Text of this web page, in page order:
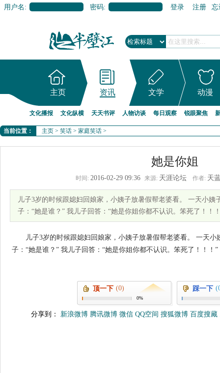
用户名: 密码: 登录 注册 忘
主页 资讯 文学 动漫
文化播报 文化纵横 天天书评 人物访谈 每日观察 锐眼聚焦
当前位置： 主页 > 笑话 > 家庭笑话 >
她是你姐
时间: 2016-02-29 09:36 来源: 天涯论坛 作者: 天
儿子3岁的时候跟媳妇回娘家，小姨子放暑假帮老婆看。 一天小姨
子：“她是谁？” 我儿子回答：“她是你姐你都不认识。笨死了！
儿子3岁的时候跟媳妇回娘家，小姨子放暑假帮老婆看。 一天
子：“她是谁？” 我儿子回答：“她是你姐你都不认识。笨死了！！
顶一下 (0)
0%
踩一下
分享到： 新浪微博 腾讯微博 微信 QQ空间 搜狐微博 百度搜藏